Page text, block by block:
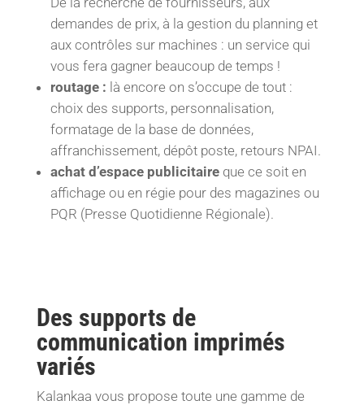
demandes de prix, à la gestion du planning et
aux contrôles sur machines : un service qui
vous fera gagner beaucoup de temps !
routage : là encore on s’occupe de tout :
choix des supports, personnalisation,
formatage de la base de données,
affranchissement, dépôt poste, retours NPAI.
achat d’espace publicitaireque ce soit en
affichage ou en régie pour des magazines ou
PQR (Presse Quotidienne Régionale).
Des supports de
communication imprimés
variés
Kalankaa vous propose toute une gamme de